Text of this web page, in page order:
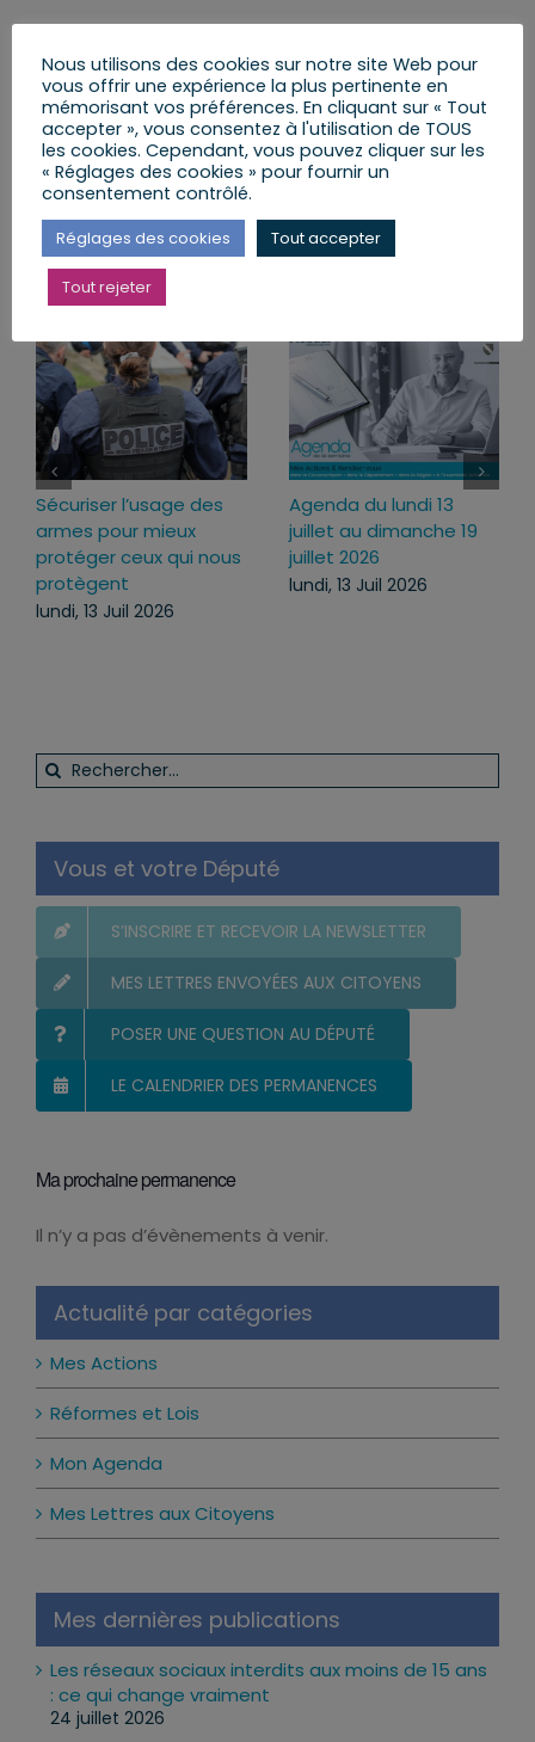
Partager cet article
Facebook
X LinkedInEmail
Articles similaires
Sécuriser l’usage des
armes pour mieux
protéger ceux qui nous
protègent
lundi, 13 Juil 2026
Agenda du lundi 13
juillet au dimanche 19
juillet 2026
lundi, 13 Juil 2026
Rechercher:
Vous et votre Député
S’INSCRIRE ET RECEVOIR LA NEWSLETTER
MES LETTRES ENVOYÉES AUX CITOYENS
POSER UNE QUESTION AU DÉPUTÉ
LE CALENDRIER DES PERMANENCES
Ma prochaine permanence
Notice
Il n’y a pas d’évènements à venir.
Actualité par catégories
Mes Actions
Réformes et Lois
Mon Agenda
Mes Lettres aux Citoyens
Mes dernières publications
Les réseaux sociaux interdits aux moins de 15 ans
: ce qui change vraiment
24 juillet 2026
Nous utilisons des cookies sur notre site Web pour
vous offrir une expérience la plus pertinente en
mémorisant vos préférences. En cliquant sur « Tout
accepter », vous consentez à l'utilisation de TOUS
les cookies. Cependant, vous pouvez cliquer sur les
« Réglages des cookies » pour fournir un
consentement contrôlé.
Réglages des cookies Tout accepter
Tout rejeter